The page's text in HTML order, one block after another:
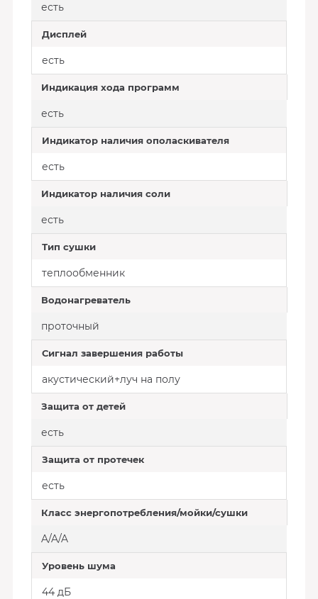
есть
Дисплей
есть
Индикация хода программ
есть
Индикатор наличия ополаскивателя
есть
Индикатор наличия соли
есть
Тип сушки
теплообменник
Водонагреватель
проточный
Сигнал завершения работы
акустический+луч на полу
Защита от детей
есть
Защита от протечек
есть
Класс энергопотребления/мойки/сушки
A/A/A
Уровень шума
44 дБ